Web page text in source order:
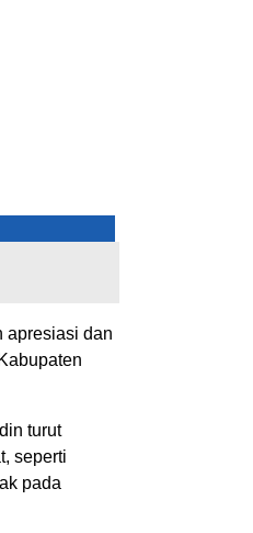
apresiasi dan
turut
seperti
pada